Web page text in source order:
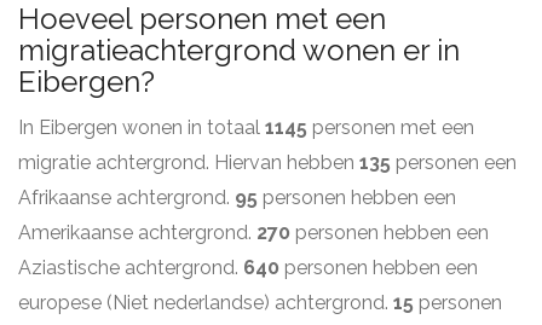
Hoeveel personen met een
migratieachtergrond wonen er in
Eibergen?
In Eibergen wonen in totaal 1145 personen met een
migratie achtergrond. Hiervan hebben 135 personen een
Afrikaanse achtergrond. 95 personen hebben een
Amerikaanse achtergrond. 270 personen hebben een
Aziastische achtergrond. 640 personen hebben een
europese (Niet nederlandse) achtergrond. 15 personen